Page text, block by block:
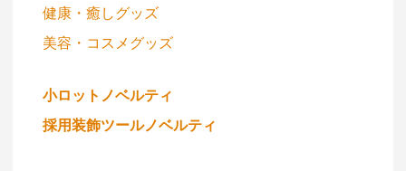
健康・癒しグッズ
美容・コスメグッズ
小ロットノベルティ
採用装飾ツールノベルティ